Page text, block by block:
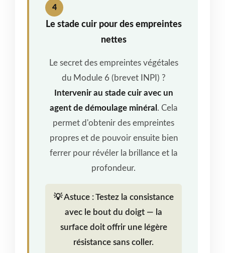
4
Le stade cuir pour des empreintes
nettes
Le secret des empreintes végétales
du Module 6 (brevet INPI) ?
Intervenir au stade cuir avec un
agent de démoulage minéral . Cela
permet d'obtenir des empreintes
propres et de pouvoir ensuite bien
ferrer pour révéler la brillance et la
profondeur.
💡 Astuce : Testez la consistance
avec le bout du doigt — la
surface doit offrir une légère
résistance sans coller.